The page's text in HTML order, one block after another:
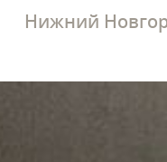
Нижний